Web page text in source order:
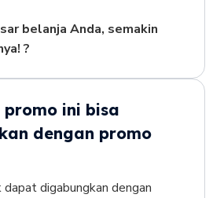
belanja Anda, semakin
?
promo ini bisa
dengan promo
digabungkan dengan